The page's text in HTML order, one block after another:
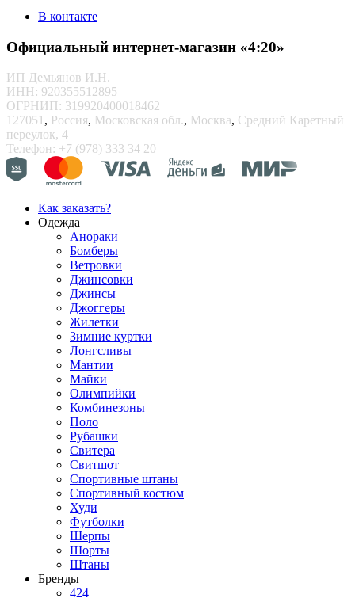
В контакте
Официальный интернет-магазин «4:20»
ИП Демьянов И.Н.
ИНН: 920355512895
ОГРНИП: 319920400018462
127051 , Россия, Московская обл., Москва, Средний Каретный
переулок, 4
Телефон: +7 (978) 333 34 20
Как заказать?
Одежда
Анораки
Бомберы
Ветровки
Джинсовки
Джинсы
Джоггеры
Жилетки
Зимние куртки
Лонгсливы
Мантии
Майки
Олимпийки
Комбинезоны
Поло
Рубашки
Свитера
Свитшот
Спортивные штаны
Спортивный костюм
Худи
Футболки
Шерпы
Шорты
Штаны
Бренды
424